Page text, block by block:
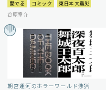
愛でる コミック
東日本大震災
谷原章介
朝宮運河のホラーワールド渉猟